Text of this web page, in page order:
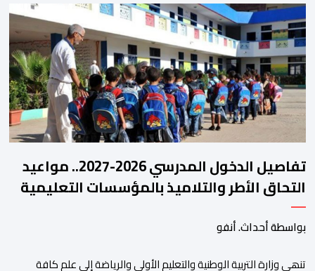
المنتخبات الوطنية خلال الفترة الأخيرة. وشهد الاجتماع تقديم عرض
مفصل حول مشاركة المنتخبين الوطنيين لأقل من 18 سنة، إناثا وذكورا،
من طرف اللجنة التقنية التي واكبت كل […]
تفاصيل الدخول المدرسي 2026-2027.. مواعيد
التحاق الأطر والتلاميذ بالمؤسسات التعليمية
بواسطة أحداث. أنفو
تنھي وزارة التربیة الوطنیة والتعلیم الأولي والریاضة إلى علم كافة